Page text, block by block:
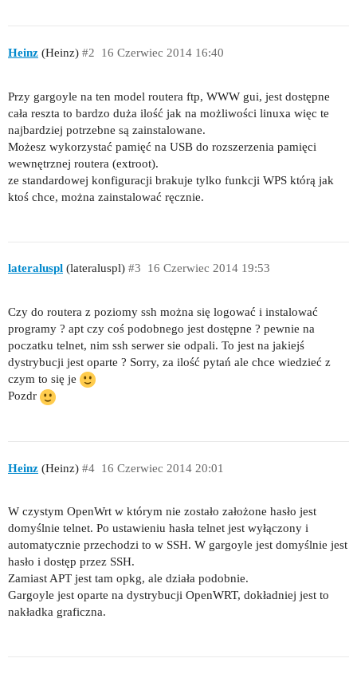
Heinz (Heinz) 16 Czerwiec 2014 16:40
#2
Przy gargoyle na ten model routera ftp, WWW gui, jest dostępne
cała reszta to bardzo duża ilość jak na możliwości linuxa więc te
najbardziej potrzebne są zainstalowane.
Możesz wykorzystać pamięć na USB do rozszerzenia pamięci
wewnętrznej routera (extroot).
ze standardowej konfiguracji brakuje tylko funkcji WPS którą jak
ktoś chce, można zainstalować ręcznie.
lateraluspl (lateraluspl) 16 Czerwiec 2014 19:53
#3
Czy do routera z poziomy ssh można się logować i instalować
programy ? apt czy coś podobnego jest dostępne ? pewnie na
poczatku telnet, nim ssh serwer sie odpali. To jest na jakiejś
dystrybucji jest oparte ? Sorry, za ilość pytań ale chce wiedzieć z
czym to się je
Pozdr
Heinz (Heinz) 16 Czerwiec 2014 20:01
#4
W czystym OpenWrt w którym nie zostało założone hasło jest
domyślnie telnet. Po ustawieniu hasła telnet jest wyłączony i
automatycznie przechodzi to w SSH. W gargoyle jest domyślnie jest
hasło i dostęp przez SSH.
Zamiast APT jest tam opkg, ale działa podobnie.
Gargoyle jest oparte na dystrybucji OpenWRT, dokładniej jest to
nakładka graficzna.